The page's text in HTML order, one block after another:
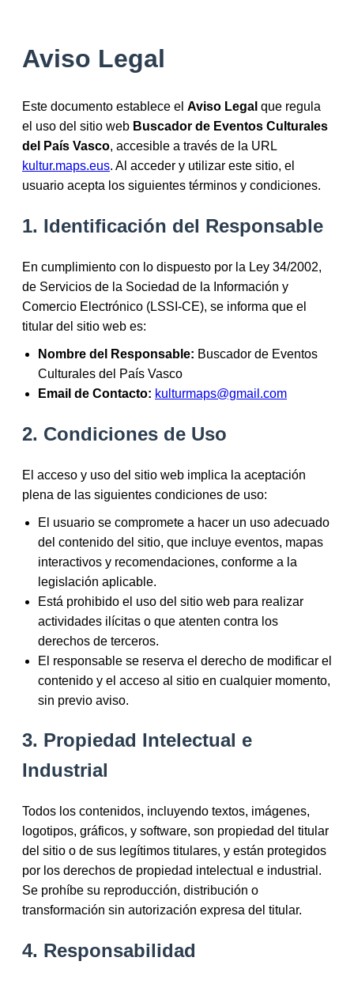
Aviso Legal
Este documento establece el Aviso Legal que regula
el uso del sitio web Buscador de Eventos Culturales
del País Vasco, accesible a través de la URL
kultur.maps.eus. Al acceder y utilizar este sitio, el
usuario acepta los siguientes términos y condiciones.
1. Identificación del Responsable
En cumplimiento con lo dispuesto por la Ley 34/2002,
de Servicios de la Sociedad de la Información y
Comercio Electrónico (LSSI-CE), se informa que el
titular del sitio web es:
Nombre del Responsable: Buscador de Eventos
Culturales del País Vasco
Email de Contacto: kulturmaps@gmail.com
2. Condiciones de Uso
El acceso y uso del sitio web implica la aceptación
plena de las siguientes condiciones de uso:
El usuario se compromete a hacer un uso adecuado
del contenido del sitio, que incluye eventos, mapas
interactivos y recomendaciones, conforme a la
legislación aplicable.
Está prohibido el uso del sitio web para realizar
actividades ilícitas o que atenten contra los
derechos de terceros.
El responsable se reserva el derecho de modificar el
contenido y el acceso al sitio en cualquier momento,
sin previo aviso.
3. Propiedad Intelectual e
Industrial
Todos los contenidos, incluyendo textos, imágenes,
logotipos, gráficos, y software, son propiedad del titular
del sitio o de sus legítimos titulares, y están protegidos
por los derechos de propiedad intelectual e industrial.
Se prohíbe su reproducción, distribución o
transformación sin autorización expresa del titular.
4. Responsabilidad